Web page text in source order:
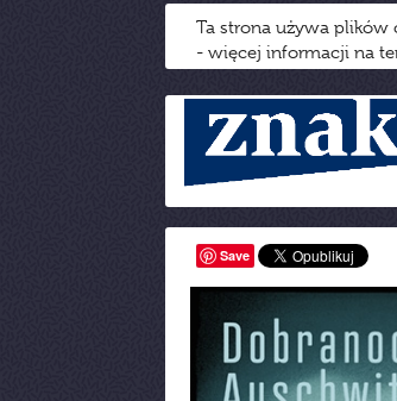
Ta strona używa plików
- więcej informacji na
Save